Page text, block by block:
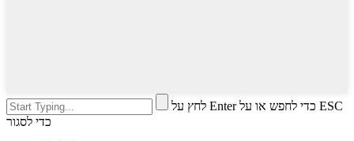
לחץ על Enter כדי לחפש או על ESC
כדי לסגור